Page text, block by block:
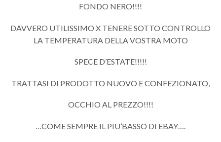
FONDO NERO!!!!
DAVVERO UTILISSIMO X TENERE SOTTO CONTROLLO
LA TEMPERATURA DELLA VOSTRA MOTO
SPECE D’ESTATE!!!!!
TRATTASI DI PRODOTTO NUOVO E CONFEZIONATO,
OCCHIO AL PREZZO!!!!
…COME SEMPRE IL PIU’BASSO DI EBAY….